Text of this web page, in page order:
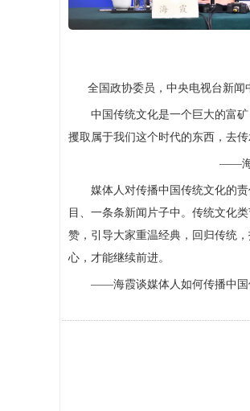
全国政协委员，中央电视台新闻
中国传统文化是一个巨大的富矿
攫取属于我们这个时代的东西，去传
——海霞
媒体人对传播中国传统文化的责
目、一条条新闻片子中。传统文化
赞，引导大家重温经典，回归传统
心，才能继续前进。
——海霞谈媒体人如何传播中国